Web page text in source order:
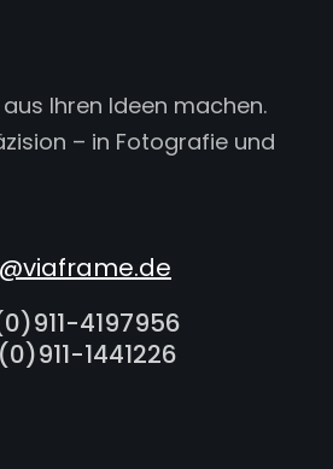
Ihren Ideen machen.
– in Fotografie und
4197956
1441226